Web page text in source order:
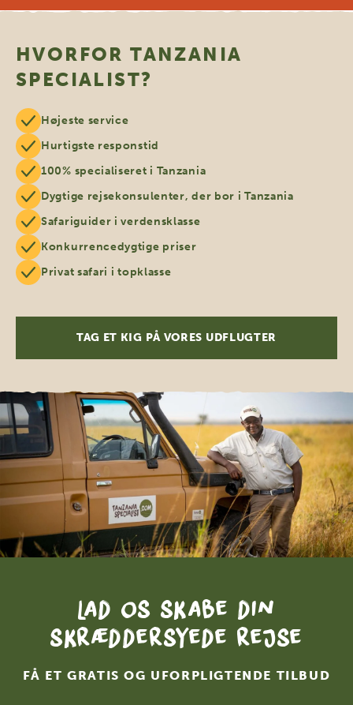
HVORFOR TANZANIA
SPECIALIST?
Højeste service
Hurtigste responstid
100% specialiseret i Tanzania
Dygtige rejsekonsulenter, der bor i Tanzania
Safariguider i verdensklasse
Konkurrencedygtige priser
Privat safari i topklasse
TAG ET KIG PÅ VORES UDFLUGTER
Lad os skabe din
skræddersyede rejse
FÅ ET GRATIS OG UFORPLIGTENDE TILBUD